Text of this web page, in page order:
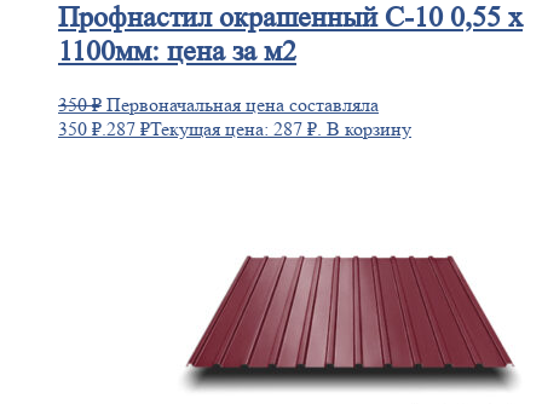
Профнастилокрашенный С-10 0,55 х
1100мм: цена за м2
350₽ Первоначальная цена составляла
350 ₽.287 ₽Текущая цена: 287 ₽. В корзину